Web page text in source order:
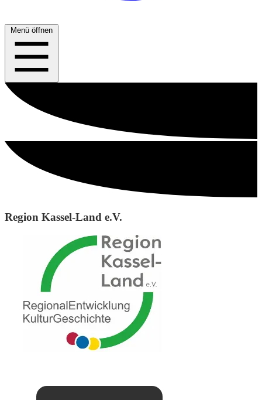
Menü öffnen
Region Kassel-Land e.V.